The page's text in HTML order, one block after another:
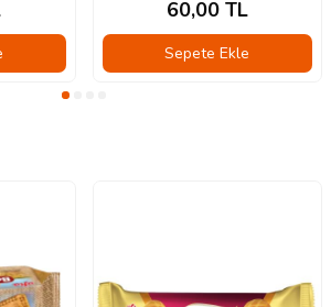
60,00TL
Sepete Ekle